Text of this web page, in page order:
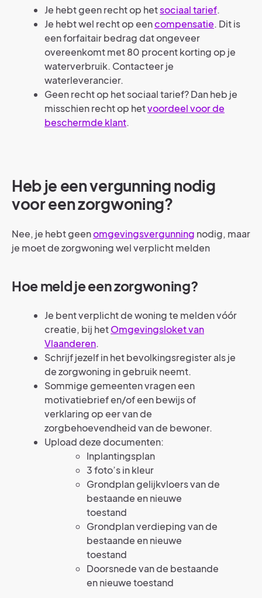
Je hebt geen recht op hetsociaal tarief.
Je hebt wel recht op eencompensatie. Dit is
een forfaitair bedrag dat ongeveer
overeenkomt met 80 procent korting op je
waterverbruik. Contacteer je
waterleverancier.
Geen recht op het sociaal tarief? Dan heb je
misschien recht op hetvoordeel voor de
beschermde klant.
Heb je een vergunning nodig
voor een zorgwoning?
Nee, je hebt geenomgevingsvergunning nodig, maar
je moet de zorgwoning wel verplicht melden
Hoe meld je een zorgwoning?
Je bent verplicht de woning te melden vóór
creatie, bij hetOmgevingsloket van
Vlaanderen.
Schrijf jezelf in het bevolkingsregister als je
de zorgwoning in gebruik neemt.
Sommige gemeenten vragen een
motivatiebrief en/of een bewijs of
verklaring op eer van de
zorgbehoevendheid van de bewoner.
Upload deze documenten:
Inplantingsplan
3 foto’s in kleur
Grondplan gelijkvloers van de
bestaande en nieuwe
toestand
Grondplan verdieping van de
bestaande en nieuwe
toestand
Doorsnede van de bestaande
en nieuwe toestand